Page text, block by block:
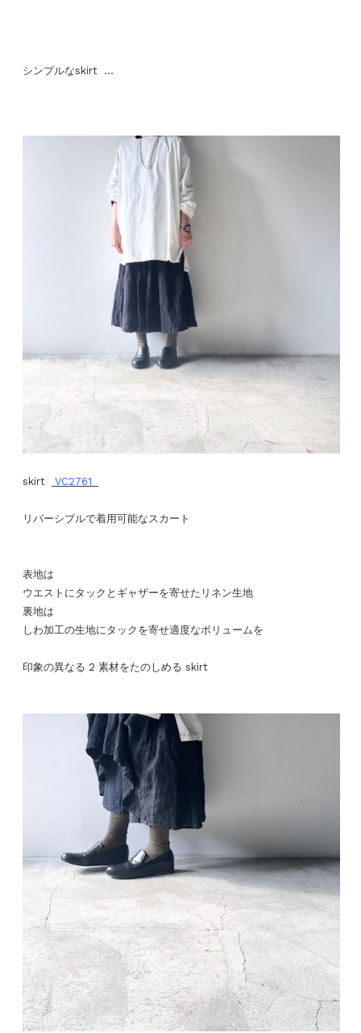
シンプルなskirt …
skirt VC2761
リバーシブルで着用可能なスカート
表地は
ウエストにタックとギャザーを寄せたリネン生地
裏地は
しわ加工の生地にタックを寄せ適度なボリュームを
印象の異なる 2 素材をたのしめる skirt